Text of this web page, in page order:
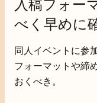
べく早めに
同人イベントに参
フォーマットや締
おくべき。